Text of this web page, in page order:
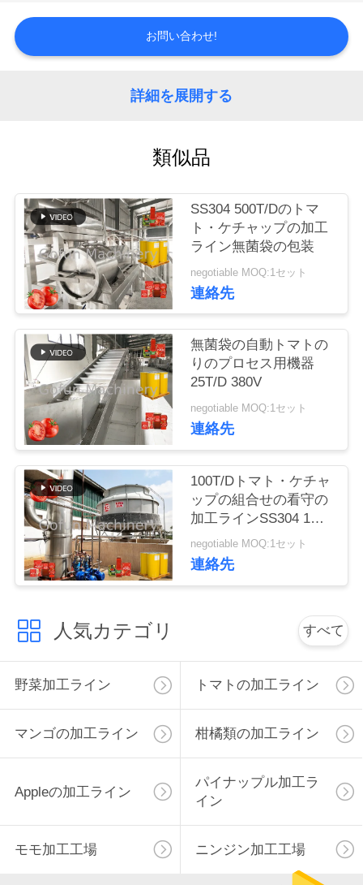
私
達
て
旅
管
達
に
連
絡
な
さ
い
お問い合わせ!
詳細を展開する
類似品
SS304 500T/Dのトマ
ト・ケチャップの加工
ライン無菌袋の包装
negotiable MOQ:1セット
連絡先
無菌袋の自動トマトの
りのプロセス用機器
25T/D 380V
negotiable MOQ:1セット
連絡先
100T/Dトマト・ケチャ
ップの組合せの看守の
加工ラインSS304 1停
止サービス
negotiable MOQ:1セット
連絡先
人気カテゴリ すべて
野菜加工ライン トマトの加工ライン
マンゴの加工ライン 柑橘類の加工ライン
Appleの加工ライン
パイナップル加工ラ
イン
モモ加工工場 ニンジン加工工場